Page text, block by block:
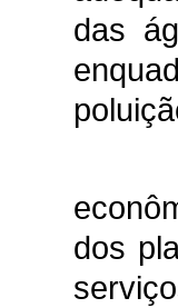
das
dos